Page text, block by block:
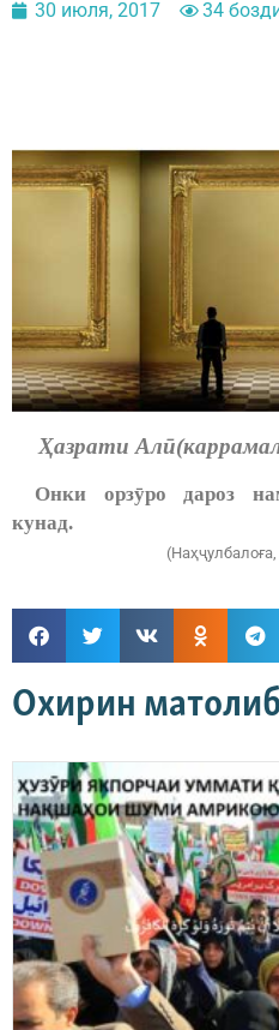
30 июля, 2017 34
Ҳазрати
Онки орзӯро дароз
кунад.
Охирин матолиб